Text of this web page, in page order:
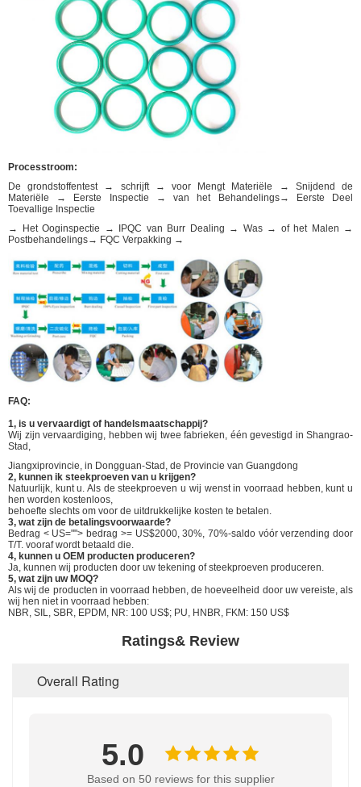
Processtroom:
De grondstoffentest → schrijft → voor Mengt Materiële → Snijdend de
Materiële → Eerste Inspectie → van het Behandelings→ Eerste Deel
Toevallige Inspectie
→ Het Ooginspectie → IPQC van Burr Dealing → Was → of het Malen →
Postbehandelings→ FQC Verpakking →
FAQ:
1, is u vervaardigt of handelsmaatschappij?
Wij zijn vervaardiging, hebben wij twee fabrieken, één gevestigd in Shangrao-
Stad,
Jiangxiprovincie, in Dongguan-Stad, de Provincie van Guangdong
2, kunnen ik steekproeven van u krijgen?
Natuurlijk, kunt u. Als de steekproeven u wij wenst in voorraad hebben, kunt u
hen worden kostenloos,
behoefte slechts om voor de uitdrukkelijke kosten te betalen.
3, wat zijn de betalingsvoorwaarde?
Bedrag < US=""> bedrag >= US$2000, 30%, 70%-saldo vóór verzending door
T/T. vooraf wordt betaald die.
4, kunnen u OEM producten produceren?
Ja, kunnen wij producten door uw tekening of steekproeven produceren.
5, wat zijn uw MOQ?
Als wij de producten in voorraad hebben, de hoeveelheid door uw vereiste, als
wij hen niet in voorraad hebben:
NBR, SIL, SBR, EPDM, NR: 100 US$; PU, HNBR, FKM: 150 US$
Ratings& Review
Overall Rating
5.0
Based on 50 reviews for this supplier